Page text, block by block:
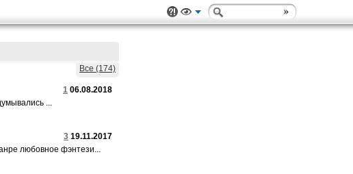
Все (174)
1 06.08.2018
...
3 19.11.2017
любовное фэнтези...